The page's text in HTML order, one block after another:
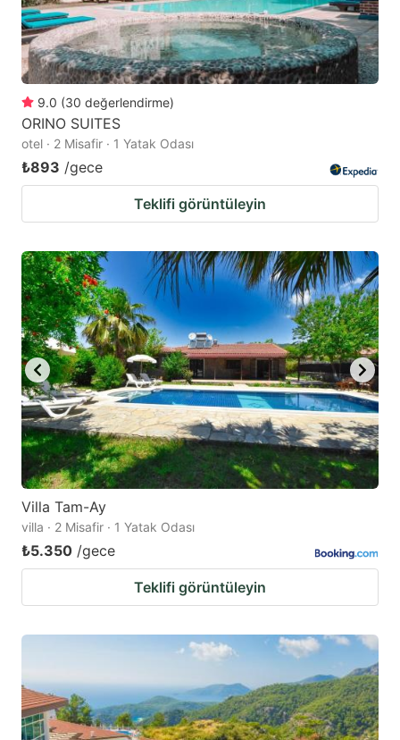
9.0 (30 değerlendirme)
ORINO SUITES
otel · 2 Misafir · 1 Yatak Odası
₺893 /gece
Teklifi görüntüleyin
Villa Tam-Ay
villa · 2 Misafir · 1 Yatak Odası
₺5.350 /gece
Teklifi görüntüleyin